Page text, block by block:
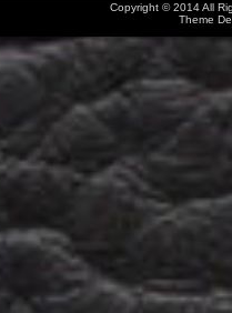
Copyright © 2014 All
Theme